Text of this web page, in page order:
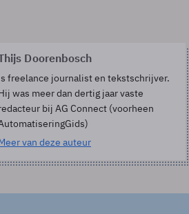
Doorenbosch
freelance journalist en tekstschrijver.
was meer dan dertig jaar vaste
bij AG Connect (voorheen
van deze auteur